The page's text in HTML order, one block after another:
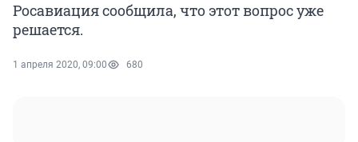
Росавиация сообщила, что этот вопрос уже
решается.
1 апреля 2020, 09:00 680